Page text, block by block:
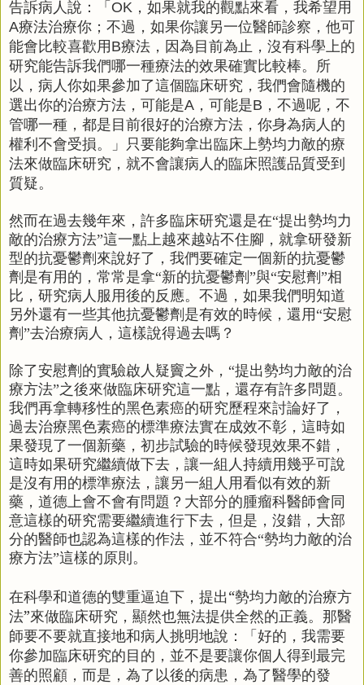
告訴病人說：「OK ，如果就我的觀點來看，我希望用
A療法治療你；不過，如果你讓另一位醫師診察，他可
能會比較喜歡用B療法，因為目前為止，沒有科學上的
研究能告訴我們哪一種療法的效果確實比較棒。所
以，病人你如果參加了這個臨床研究，我們會隨機的
選出你的治療方法，可能是A ，可能是B ，不過呢，不
管哪一種，都是目前很好的治療方法，你身為病人的
權利不會受損。」只要能夠拿出臨床上勢均力敵的療
法來做臨床研究，就不會讓病人的臨床照護品質受到
質疑。
然而在過去幾年來，許多臨床研究還是在“提出勢均力
敵的治療方法”這一點上越來越站不住腳，就拿研發新
型的抗憂鬱劑來說好了，我們要確定一個新的抗憂鬱
劑是有用的，常常是拿“新的抗憂鬱劑”與“安慰劑”相
比，研究病人服用後的反應。不過，如果我們明知道
另外還有一些其他抗憂鬱劑是有效的時候，還用“安慰
劑”去治療病人，這樣說得過去嗎？
除了安慰劑的實驗啟人疑竇之外，“提出勢均力敵的治
療方法”之後來做臨床研究這一點，還存有許多問題。
我們再拿轉移性的黑色素癌的研究歷程來討論好了，
過去治療黑色素癌的標準療法實在成效不彰，這時如
果發現了一個新藥，初步試驗的時候發現效果不錯，
這時如果研究繼續做下去，讓一組人持續用幾乎可說
是沒有用的標準療法，讓另一組人用看似有效的新
藥，道德上會不會有問題？大部分的腫瘤科醫師會同
意這樣的研究需要繼續進行下去，但是，沒錯，大部
分的醫師也認為這樣的作法，並不符合“勢均力敵的治
療方法”這樣的原則。
在科學和道德的雙重逼迫下，提出“勢均力敵的治療方
法”來做臨床研究，顯然也無法提供全然的正義。那醫
師要不要就直接地和病人挑明地說：「好的，我需要
你參加臨床研究的目的，並不是要讓你個人得到最完
善的照顧，而是，為了以後的病患，為了醫學的發